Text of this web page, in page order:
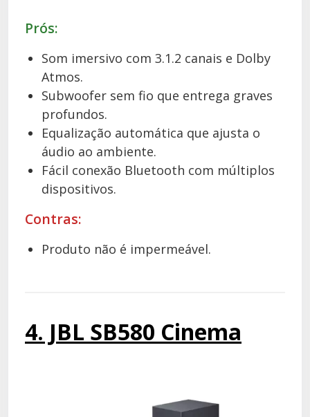
Prós:
Som imersivo com 3.1.2 canais e Dolby
Atmos.
Subwoofer sem fio que entrega graves
profundos.
Equalização automática que ajusta o
áudio ao ambiente.
Fácil conexão Bluetooth com múltiplos
dispositivos.
Contras:
Produto não é impermeável.
4. JBL SB580 Cinema